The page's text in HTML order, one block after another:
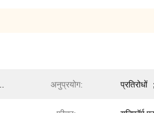
अनुप्रयोग: प्रतिरोधों